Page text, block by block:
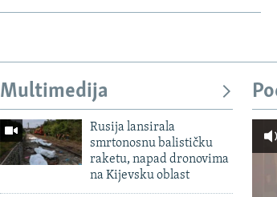
Multimedija
Rusija lansirala
smrtonosnu balističku
raketu, napad dronovima
na Kijevsku oblast